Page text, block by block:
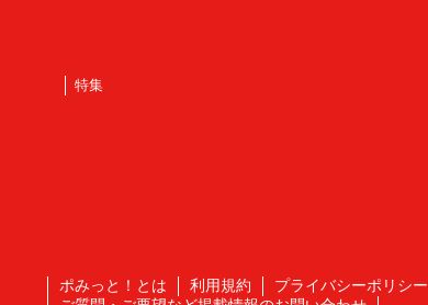
特集
ポみっと！とは 利用規約
プライバシーポリシー